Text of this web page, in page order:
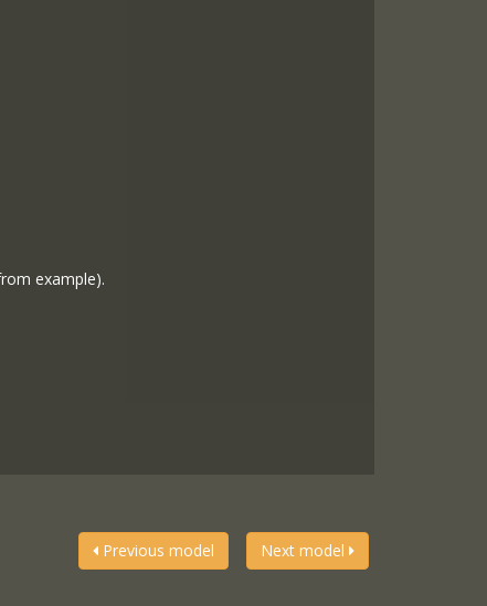
example).
Previous model Next model